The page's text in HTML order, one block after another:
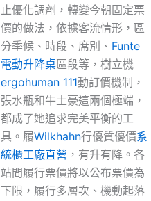
止優化調劑，轉變今朝固定票
價的做法，依據客流情形，區
分季候、時段、席別、 Funte
電動升降桌區段等，樹立機
ergohuman 111動訂價機制，
張水瓶和牛土豪這兩個極端，
都成了她追求完美平衡的工
具。履Wilkhahn行優質優價系
統櫃工廠直營 ，有升有降。各
站間履行票價將以公布票價為
下限，履行多層次、機動起落